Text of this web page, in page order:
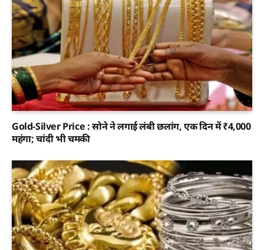
Gold-Silver Price : सोने ने लगाई लंबी छलांग, एक दिन में ₹4,000
महंगा; चांदी भी चमकी